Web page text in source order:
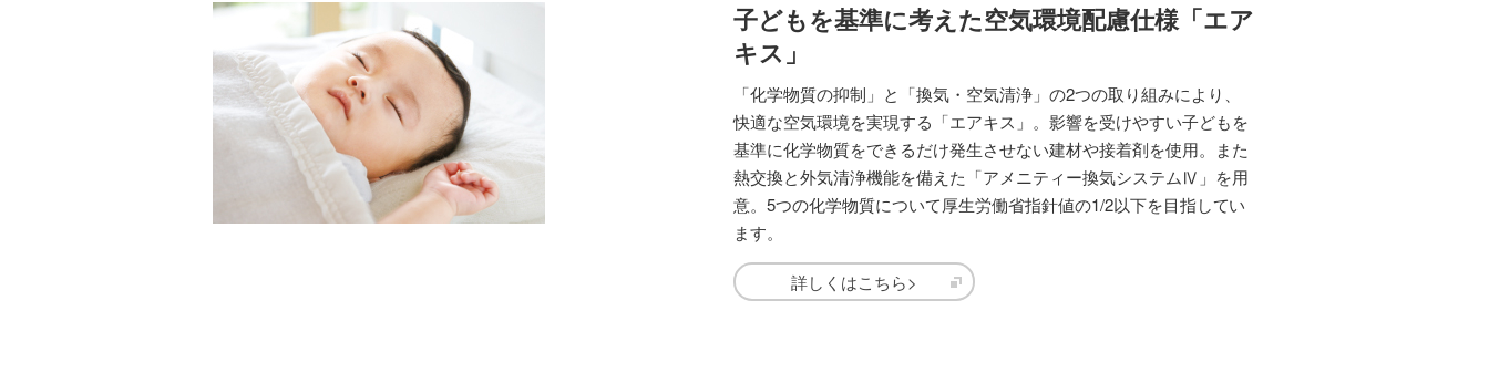
子どもを基準に考えた空気環境配慮仕様「エア
キス」
「化学物質の抑制」と「換気・空気清浄」の2つの取り組みにより、
快適な空気環境を実現する「エアキス」。影響を受けやすい子どもを
基準に化学物質をできるだけ発生させない建材や接着剤を使用。また
熱交換と外気清浄機能を備えた「アメニティー換気システムⅣ」を用
意。5つの化学物質について厚生労働省指針値の1/2以下を目指してい
ます。
詳しくはこちら>